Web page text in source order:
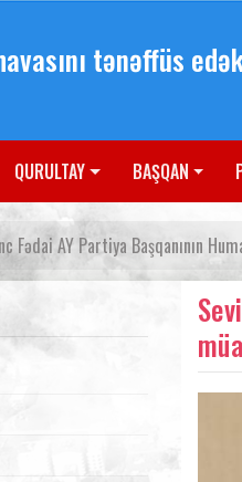
tənəffüs
QURULTAY BAŞQAN
Fədai AY Partiya Başqanının